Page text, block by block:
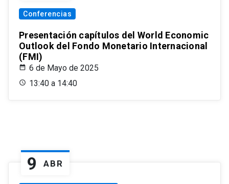
Conferencias
Presentación capítulos del World Economic
Outlook del Fondo Monetario Internacional
(FMI)
6 de Mayo de 2025
13:40 a 14:40
9 ABR